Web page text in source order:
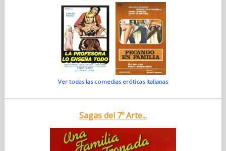
Ver todas las comedias eróticas italianas
Sagas del 7º Arte...